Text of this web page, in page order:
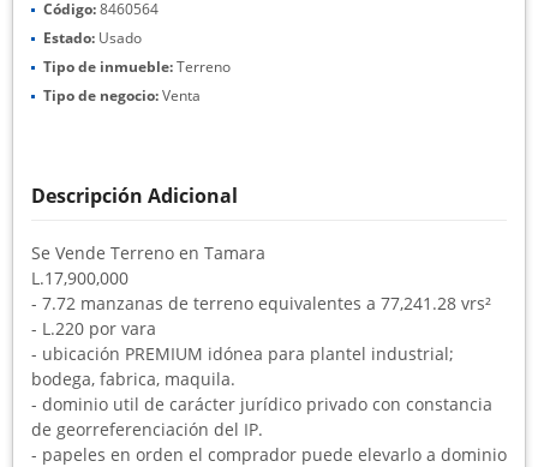
Código:8460564
Estado: Usado
Tipo de inmueble:Terreno
Tipo de negocio:Venta
Descripción Adicional
Se Vende Terreno en Tamara
L.17,900,000
- 7.72 manzanas de terreno equivalentes a 77,241.28 vrs²
- L.220 por vara
- ubicación PREMIUM idónea para plantel industrial;
bodega, fabrica, maquila.
- dominio util de carácter jurídico privado con constancia
de georreferenciación del IP.
- papeles en orden el comprador puede elevarlo a dominio